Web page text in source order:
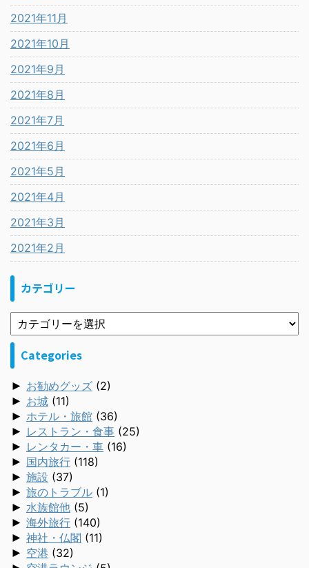
2021年11月
2021年10月
2021年9月
2021年8月
2021年7月
2021年6月
2021年5月
2021年4月
2021年3月
2021年2月
カテゴリー
Categories
► お勧めグッズ (2)
► お城 (11)
► ホテル・旅館 (36)
► レストラン・食事 (25)
► レンタカー・車 (16)
► 国内旅行 (118)
► 施設 (37)
► 旅のトラブル (1)
► 水族館他 (5)
► 海外旅行 (140)
► 神社・仏閣 (11)
► 空港 (32)